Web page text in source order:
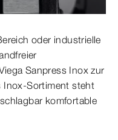
oder industrielle
Sanpress Inox zur
Inox-Sortiment steht
komfortable